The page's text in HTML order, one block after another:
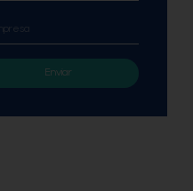
Enviar